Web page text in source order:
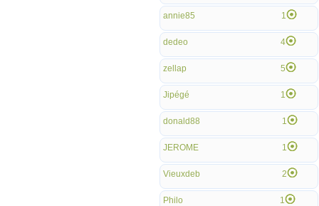
annie85 1
dedeo 4
zellap 5
Jipégé 1
donald88 1
JEROME 1
Vieuxdeb 2
Philo 1